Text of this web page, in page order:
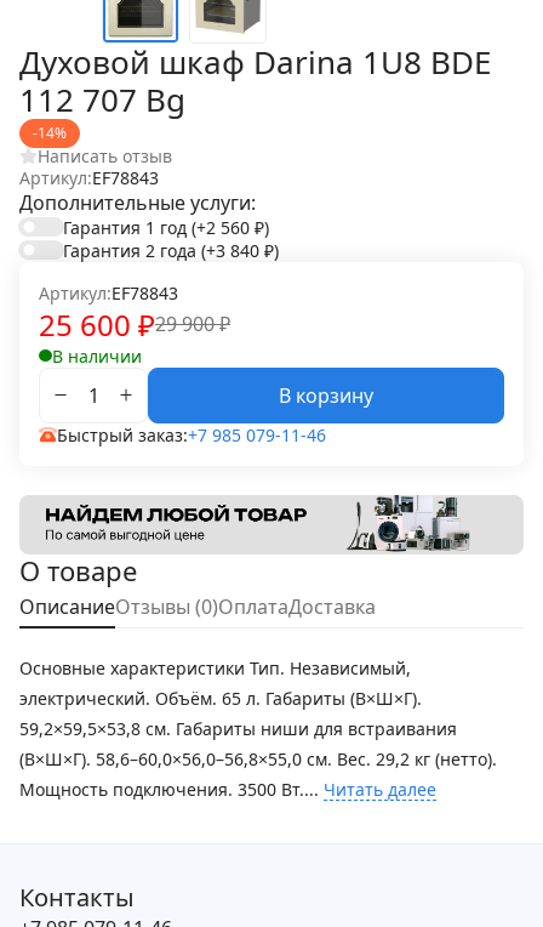
Духовой шкаф Darina 1U8 BDE
112 707 Bg
-14%
Написать отзыв
Артикул:EF78843
Дополнительные услуги:
Гарантия 1 год (+2 560 ₽)
Гарантия 2 года (+3 840 ₽)
Артикул:EF78843
29 900₽
25 600 ₽
В наличии
В корзину
Быстрый заказ:+7 985 079-11-46
О товаре
ОписаниеОтзывы (0)ОплатаДоставка
Основные характеристики Тип. Независимый,
электрический. Объём. 65 л. Габариты (В×Ш×Г).
59,2×59,5×53,8 см. Габариты ниши для встраивания
(В×Ш×Г). 58,6–60,0×56,0–56,8×55,0 см. Вес. 29,2 кг (нетто).
Мощность подключения. 3500 Вт.... Читать далее
Контакты